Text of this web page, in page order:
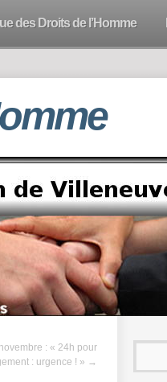
des Droits de l’Homme
: « 24h pour
: urgence ! » →